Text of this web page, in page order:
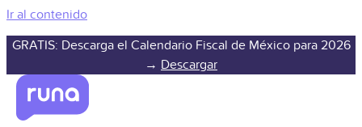
Ir al contenido
GRATIS: Descarga el Calendario Fiscal de México para 2026
→ Descargar